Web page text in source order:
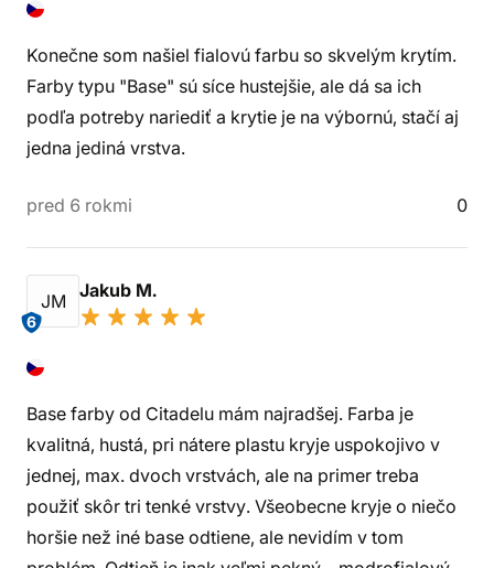
Konečne som našiel fialovú farbu so skvelým krytím.
Farby typu "Base" sú síce hustejšie, ale dá sa ich
podľa potreby nariediť a krytie je na výbornú, stačí aj
jedna jediná vrstva.
pred 6 rokmi 0
JM
6
Jakub M.
Base farby od Citadelu mám najradšej. Farba je
kvalitná, hustá, pri nátere plastu kryje uspokojivo v
jednej, max. dvoch vrstvách, ale na primer treba
použiť skôr tri tenké vrstvy. Všeobecne kryje o niečo
horšie než iné base odtiene, ale nevidím v tom